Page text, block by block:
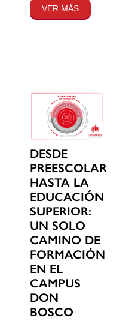
VER MÁS
DESDE
PREESCOLAR
HASTA LA
EDUCACIÓN
SUPERIOR:
UN SOLO
CAMINO DE
FORMACIÓN
EN EL
CAMPUS
DON
BOSCO